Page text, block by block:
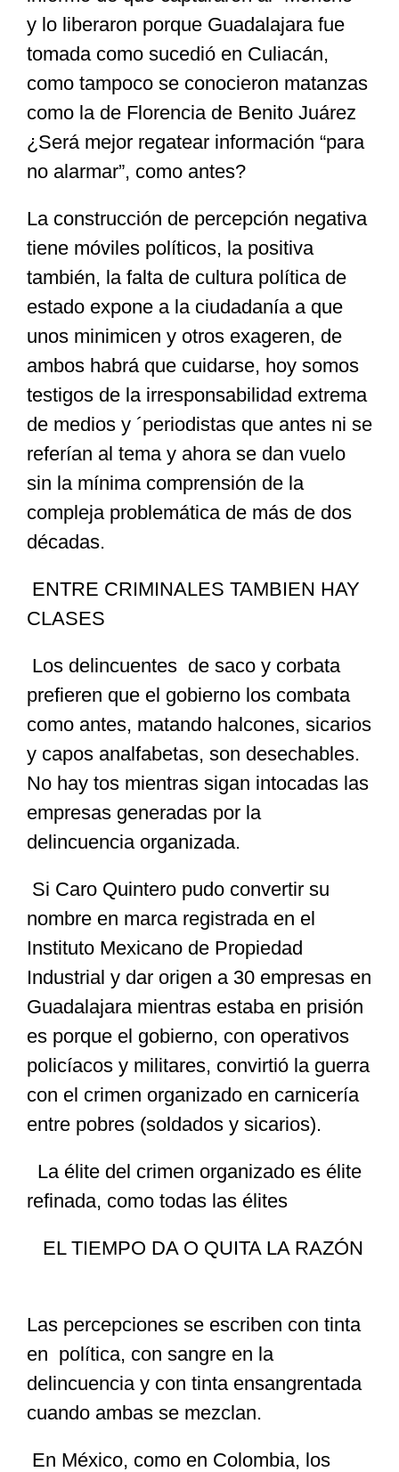
y lo liberaron porque Guadalajara fue
tomada como sucedió en Culiacán,
como tampoco se conocieron matanzas
como la de Florencia de Benito Juárez
¿Será mejor regatear información “para
no alarmar”, como antes?
La construcción de percepción negativa
tiene móviles políticos, la positiva
también, la falta de cultura política de
estado expone a la ciudadanía a que
unos minimicen y otros exageren, de
ambos habrá que cuidarse, hoy somos
testigos de la irresponsabilidad extrema
de medios y ´periodistas que antes ni se
referían al tema y ahora se dan vuelo
sin la mínima comprensión de la
compleja problemática de más de dos
décadas.
ENTRE CRIMINALES TAMBIEN HAY
CLASES
Los delincuentes de saco y corbata
prefieren que el gobierno los combata
como antes, matando halcones, sicarios
y capos analfabetas, son desechables.
No hay tos mientras sigan intocadas las
empresas generadas por la
delincuencia organizada.
Si Caro Quintero pudo convertir su
nombre en marca registrada en el
Instituto Mexicano de Propiedad
Industrial y dar origen a 30 empresas en
Guadalajara mientras estaba en prisión
es porque el gobierno, con operativos
policíacos y militares, convirtió la guerra
con el crimen organizado en carnicería
entre pobres (soldados y sicarios).
La élite del crimen organizado es élite
refinada, como todas las élites
EL TIEMPO DA O QUITA LA RAZÓN
Las percepciones se escriben con tinta
en política, con sangre en la
delincuencia y con tinta ensangrentada
cuando ambas se mezclan.
En México, como en Colombia, los